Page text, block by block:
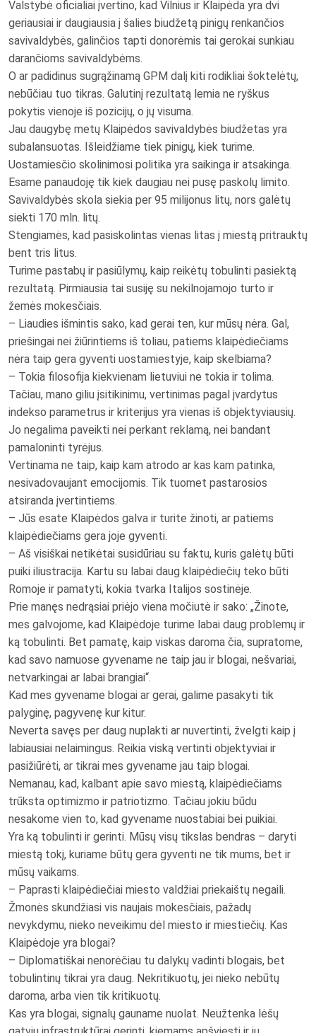
Valstybė oficialiai įvertino, kad Vilnius ir Klaipėda yra dvi
geriausiai ir daugiausia į šalies biudžetą pinigų renkančios
savivaldybės, galinčios tapti donorėmis tai gerokai sunkiau
darančioms savivaldybėms.
O ar padidinus sugrąžinamą GPM dalį kiti rodikliai šoktelėtų,
nebūčiau tuo tikras. Galutinį rezultatą lemia ne ryškus
pokytis vienoje iš pozicijų, o jų visuma.
Jau daugybę metų Klaipėdos savivaldybės biudžetas yra
subalansuotas. Išleidžiame tiek pinigų, kiek turime.
Uostamiesčio skolinimosi politika yra saikinga ir atsakinga.
Esame panaudoję tik kiek daugiau nei pusę paskolų limito.
Savivaldybės skola siekia per 95 milijonus litų, nors galėtų
siekti 170 mln. litų.
Stengiamės, kad pasiskolintas vienas litas į miestą pritrauktų
bent tris litus.
Turime pastabų ir pasiūlymų, kaip reikėtų tobulinti pasiektą
rezultatą. Pirmiausia tai susiję su nekilnojamojo turto ir
žemės mokesčiais.
– Liaudies išmintis sako, kad gerai ten, kur mūsų nėra. Gal,
priešingai nei žiūrintiems iš toliau, patiems klaipėdiečiams
nėra taip gera gyventi uostamiestyje, kaip skelbiama?
– Tokia filosofija kiekvienam lietuviui ne tokia ir tolima.
Tačiau, mano giliu įsitikinimu, vertinimas pagal įvardytus
indekso parametrus ir kriterijus yra vienas iš objektyviausių.
Jo negalima paveikti nei perkant reklamą, nei bandant
pamaloninti tyrėjus.
Vertinama ne taip, kaip kam atrodo ar kas kam patinka,
nesivadovaujant emocijomis. Tik tuomet pastarosios
atsiranda įvertintiems.
– Jūs esate Klaipėdos galva ir turite žinoti, ar patiems
klaipėdiečiams gera joje gyventi.
– Aš visiškai netikėtai susidūriau su faktu, kuris galėtų būti
puiki iliustracija. Kartu su labai daug klaipėdiečių teko būti
Romoje ir pamatyti, kokia tvarka Italijos sostinėje.
Prie manęs nedrąsiai priėjo viena močiutė ir sako: „Žinote,
mes galvojome, kad Klaipėdoje turime labai daug problemų ir
ką tobulinti. Bet pamatę, kaip viskas daroma čia, supratome,
kad savo namuose gyvename ne taip jau ir blogai, nešvariai,
netvarkingai ar labai brangiai“.
Kad mes gyvename blogai ar gerai, galime pasakyti tik
palyginę, pagyvenę kur kitur.
Neverta savęs per daug nuplakti ar nuvertinti, žvelgti kaip į
labiausiai nelaimingus. Reikia viską vertinti objektyviai ir
pasižiūrėti, ar tikrai mes gyvename jau taip blogai.
Nemanau, kad, kalbant apie savo miestą, klaipėdiečiams
trūksta optimizmo ir patriotizmo. Tačiau jokiu būdu
nesakome vien to, kad gyvename nuostabiai bei puikiai.
Yra ką tobulinti ir gerinti. Mūsų visų tikslas bendras – daryti
miestą tokį, kuriame būtų gera gyventi ne tik mums, bet ir
mūsų vaikams.
– Paprasti klaipėdiečiai miesto valdžiai priekaištų negaili.
Žmonės skundžiasi vis naujais mokesčiais, pažadų
nevykdymu, nieko neveikimu dėl miesto ir miestiečių. Kas
Klaipėdoje yra blogai?
– Diplomatiškai nenorėčiau tu dalykų vadinti blogais, bet
tobulintinų tikrai yra daug. Nekritikuotų, jei nieko nebūtų
daroma, arba vien tik kritikuotų.
Kas yra blogai, signalų gauname nuolat. Neužtenka lėšų